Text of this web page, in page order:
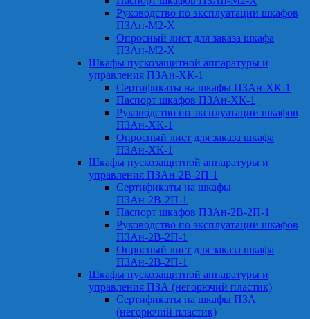
Руководство по эксплуатации шкафов
ПЗАн-М2-Х
Опросный лист для заказа шкафа
ПЗАн-М2-Х
Шкафы пускозащитной аппаратуры и
управления ПЗАн-ХК-1
Сертификаты на шкафы ПЗАн-ХК-1
Паспорт шкафов ПЗАн-ХК-1
Руководство по эксплуатации шкафов
ПЗАн-ХК-1
Опросный лист для заказа шкафа
ПЗАн-ХК-1
Шкафы пускозащитной аппаратуры и
управления ПЗАн-2В-2П-1
Сертификаты на шкафы
ПЗАн-2В-2П-1
Паспорт шкафов ПЗАн-2В-2П-1
Руководство по эксплуатации шкафов
ПЗАн-2В-2П-1
Опросный лист для заказа шкафа
ПЗАн-2В-2П-1
Шкафы пускозащитной аппаратуры и
управления ПЗА (негорючий пластик)
Сертификаты на шкафы ПЗА
(негорючий пластик)